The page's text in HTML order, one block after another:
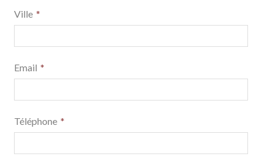
Ville
Email
Téléphone